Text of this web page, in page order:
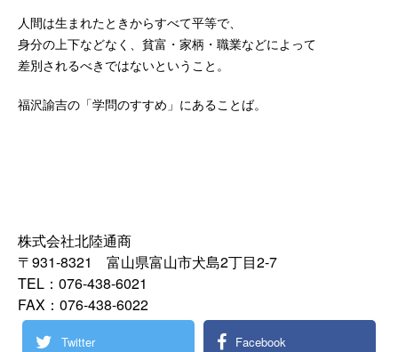
人間は生まれたときからすべて平等で、
身分の上下などなく、貧富・家柄・職業などによって
差別されるべきではないということ。
福沢諭吉の「学問のすすめ」にあることば。
株式会社北陸通商
〒931-8321 富山県富山市犬島2丁目2-7
TEL：076-438-6021
FAX：076-438-6022
Twitter Facebook